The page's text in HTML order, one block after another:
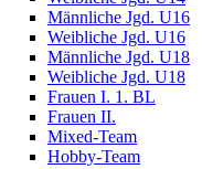
Männliche Jgd. U16
Weibliche Jgd. U16
Männliche Jgd. U18
Weibliche Jgd. U18
Frauen I. 1. BL
Frauen II.
Mixed-Team
Hobby-Team